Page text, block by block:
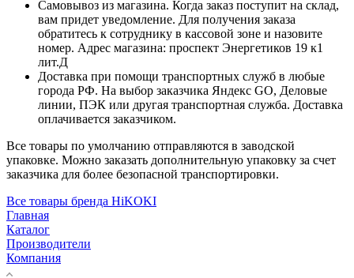
Самовывоз из магазина. Когда заказ поступит на склад,
вам придет уведомление. Для получения заказа
обратитесь к сотруднику в кассовой зоне и назовите
номер. Адрес магазина: проспект Энергетиков 19 к1
лит.Д
Доставка при помощи транспортных служб в любые
города РФ. На выбор заказчика Яндекс GO, Деловые
линии, ПЭК или другая транспортная служба. Доставка
оплачивается заказчиком.
Все товары по умолчанию отправляются в заводской
упаковке. Можно заказать дополнительную упаковку за счет
заказчика для более безопасной транспортировки.
Все товары бренда HiKOKI
Главная
Каталог
Производители
Компания